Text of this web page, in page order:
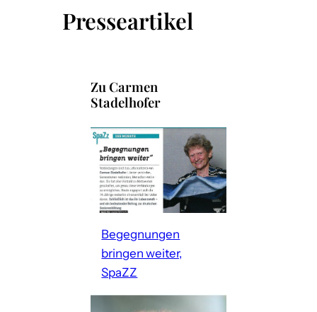
Presseartikel
Zu Carmen
Stadelhofer
Begegnungen
bringen weiter,
SpaZZ